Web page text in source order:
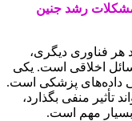
رشد جنین
هر فناوری دیگری،
اخلاقی است. یکی
داده‌های پزشکی است.
تأثیر منفی بگذارد،
بسیار مهم است.